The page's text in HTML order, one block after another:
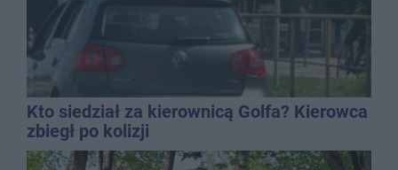
Kto siedział za kierownicą Golfa? Kierowca
zbiegł po kolizji